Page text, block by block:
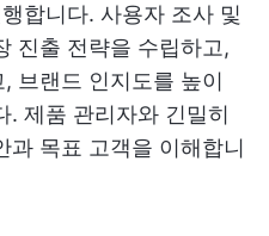
합니다. 사용자 조사 및
진출 전략을 수립하고,
브랜드 인지도를 높이
. 제품 관리자와 긴밀히
과 목표 고객을 이해합니